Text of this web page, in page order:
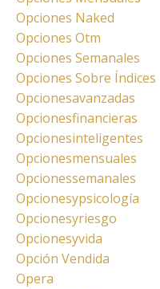
Opciones Naked
Opciones Otm
Opciones Semanales
Opciones Sobre Índices
Opcionesavanzadas
Opcionesfinancieras
Opcionesinteligentes
Opcionesmensuales
Opcionessemanales
Opcionesypsicología
Opcionesyriesgo
Opcionesyvida
Opción Vendida
Opera